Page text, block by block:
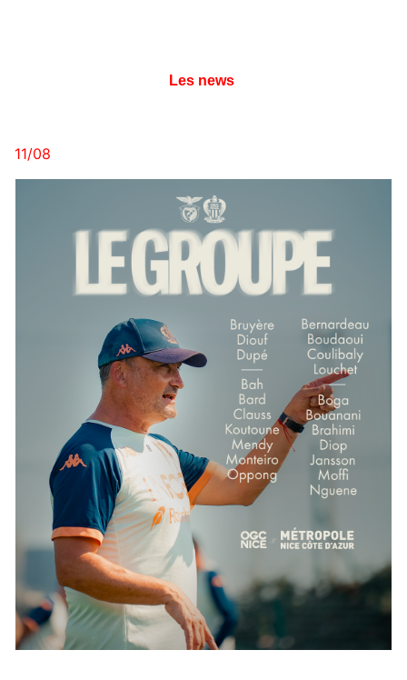
Les news
11/08